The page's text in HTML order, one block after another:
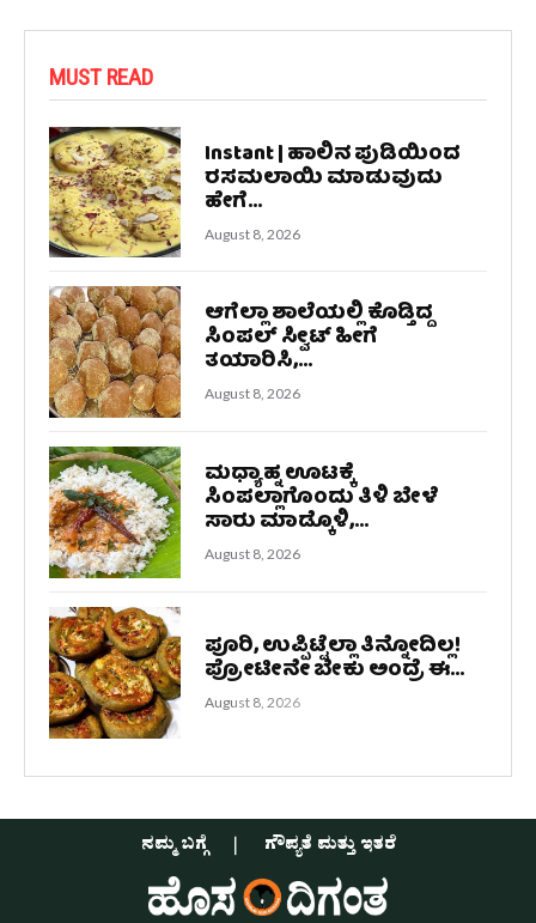
MUST READ
Instant | ಹಾಲಿನ ಪುಡಿಯಿಂದ
ರಸಮಲಾಯಿ ಮಾಡುವುದು
ಹೇಗೆ...
August 8, 2026
ಆಗೆಲ್ಲಾ ಶಾಲೆಯಲ್ಲಿ ಕೊಡ್ತಿದ್ದ
ಸಿಂಪಲ್‌ ಸ್ವೀಟ್‌ ಹೀಗೆ
ತಯಾರಿಸಿ,...
August 8, 2026
ಮಧ್ಯಾಹ್ನ ಊಟಕ್ಕೆ
ಸಿಂಪಲ್ಲಾಗೊಂದು ತಿಳಿ ಬೇಳೆ
ಸಾರು ಮಾಡ್ಕೊಳಿ,...
August 8, 2026
ಪೂರಿ, ಉಪ್ಪಿಟ್ಟೆಲ್ಲಾ ತಿನ್ನೋದಿಲ್ಲ!
ಪ್ರೋಟೀನೇ ಬೇಕು ಅಂದ್ರೆ ಈ...
August 8, 2026
ನಮ್ಮ ಬಗ್ಗೆ ಗೌಪ್ಯತೆ ಮತ್ತು ಇತರೆ